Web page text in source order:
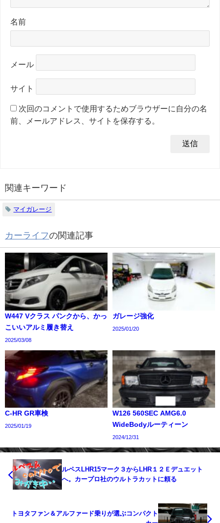
名前
メール
サイト
次回のコメントで使用するためブラウザーに自分の名
前、メールアドレス、サイトを保存する。
関連キーワード
マイガレージ
カーライフの関連記事
W447 Vクラス パンクから、かっ
こいいアルミ履き替え
2025/03/08
ガレージ強化
2025/01/20
C-HR GR車検
2025/01/19
W126 560SEC AMG6.0
WideBodyルーティーン
2024/12/31
ルペスLHR15マーク３からLHR１２Ｅデュエット
へ。カープロ社のウルトラカットに頼る
トヨタファン＆アルファード乗りが選ぶコンパクト